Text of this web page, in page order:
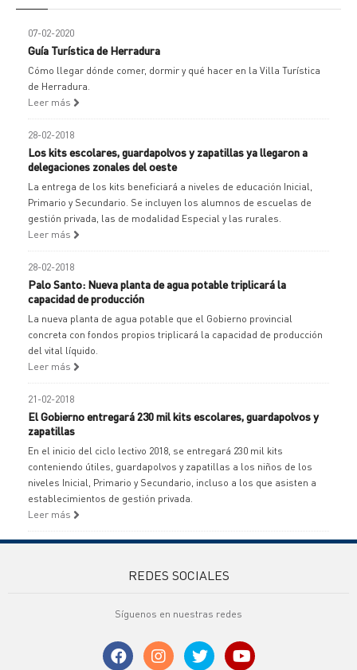
07-02-2020
Guía Turística de Herradura
Cómo llegar dónde comer, dormir y qué hacer en la Villa Turística
de Herradura.
Leer más
28-02-2018
Los kits escolares, guardapolvos y zapatillas ya llegaron a
delegaciones zonales del oeste
La entrega de los kits beneficiará a niveles de educación Inicial,
Primario y Secundario. Se incluyen los alumnos de escuelas de
gestión privada, las de modalidad Especial y las rurales.
Leer más
28-02-2018
Palo Santo: Nueva planta de agua potable triplicará la
capacidad de producción
La nueva planta de agua potable que el Gobierno provincial
concreta con fondos propios triplicará la capacidad de producción
del vital líquido.
Leer más
21-02-2018
El Gobierno entregará 230 mil kits escolares, guardapolvos y
zapatillas
En el inicio del ciclo lectivo 2018, se entregará 230 mil kits
conteniendo útiles, guardapolvos y zapatillas a los niños de los
niveles Inicial, Primario y Secundario, incluso a los que asisten a
establecimientos de gestión privada.
Leer más
REDES SOCIALES
Síguenos en nuestras redes